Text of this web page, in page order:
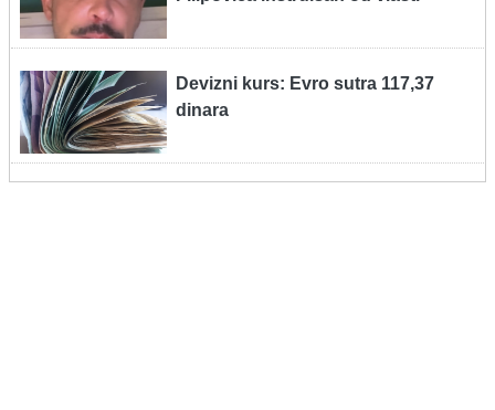
Devizni kurs: Evro sutra 117,37
dinara